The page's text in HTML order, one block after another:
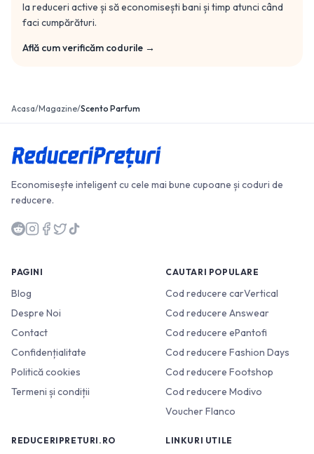
la reduceri active și să economisești bani și timp atunci când
faci cumpărături.
Află cum verificăm codurile →
Acasa/Magazine/Scento Parfum
Economisește inteligent cu cele mai bune cupoane și coduri de
reducere.
PAGINI
Blog
Despre Noi
Contact
Confidențialitate
Politică cookies
Termeni și condiții
CAUTARI POPULARE
Cod reducere carVertical
Cod reducere Answear
Cod reducere ePantofi
Cod reducere Fashion Days
Cod reducere Footshop
Cod reducere Modivo
Voucher Flanco
REDUCERIPRETURI.RO LINKURI UTILE